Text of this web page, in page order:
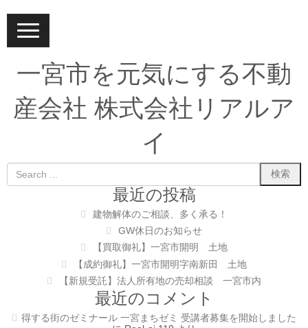
N
a
v
g
i
o
一宮市を元気にする不動
産会社 株式会社リアルア
イ
最近の投稿
建物解体のご相談、多く承る！
GW休日のお知らせ
【買取御礼】一宮市開明 土地
【成約御礼】一宮市開明字南新田 土地
【新規受託】法人所有地の売却相談 一宮市内
最近のコメント
得する街のゼミナール 一宮まちゼミ 受講者募集を開始しました